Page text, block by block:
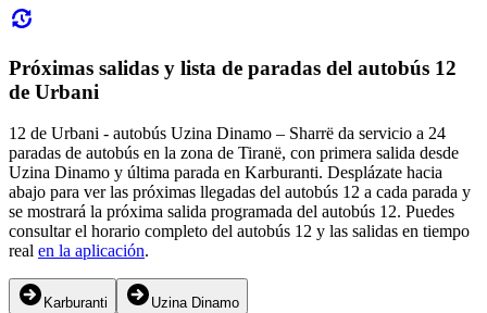
Próximas salidas y lista de paradas del autobús 12
de Urbani
12 de Urbani - autobús Uzina Dinamo – Sharrë da servicio a 24
paradas de autobús en la zona de Tiranë, con primera salida desde
Uzina Dinamo y última parada en Karburanti. Desplázate hacia
abajo para ver las próximas llegadas del autobús 12 a cada parada y
se mostrará la próxima salida programada del autobús 12. Puedes
consultar el horario completo del autobús 12 y las salidas en tiempo
real en la aplicación.
Karburanti Uzina Dinamo